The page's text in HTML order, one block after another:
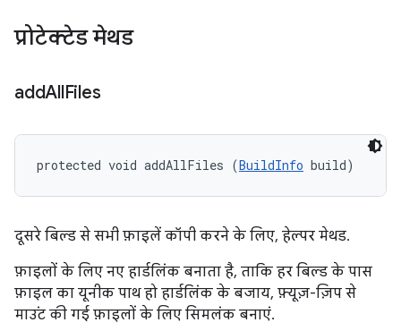
प्रोटेक्टेड मेथड
addAllFiles
protected void addAllFiles (BuildInfo build)
दूसरे बिल्ड से सभी फ़ाइलें कॉपी करने के लिए, हेल्पर मेथड.
फ़ाइलों के लिए नए हार्डलिंक बनाता है, ताकि हर बिल्ड के पास
फ़ाइल का यूनीक पाथ हो हार्डलिंक के बजाय, फ़्यूज़-ज़िप से
माउंट की गई फ़ाइलों के लिए सिमलंक बनाएं.